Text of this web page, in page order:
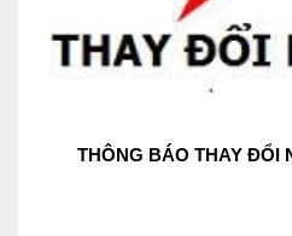
THÔNG BÁO THAY ĐỔI